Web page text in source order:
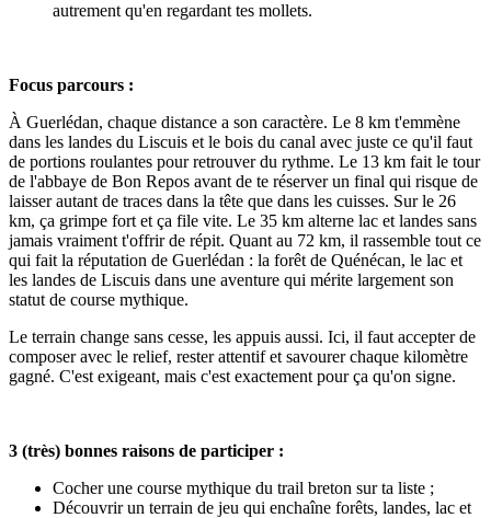
autrement qu'en regardant tes mollets.
Focus parcours :
À Guerlédan, chaque distance a son caractère. Le 8 km t'emmène
dans les landes du Liscuis et le bois du canal avec juste ce qu'il faut
de portions roulantes pour retrouver du rythme. Le 13 km fait le tour
de l'abbaye de Bon Repos avant de te réserver un final qui risque de
laisser autant de traces dans la tête que dans les cuisses. Sur le 26
km, ça grimpe fort et ça file vite. Le 35 km alterne lac et landes sans
jamais vraiment t'offrir de répit. Quant au 72 km, il rassemble tout ce
qui fait la réputation de Guerlédan : la forêt de Quénécan, le lac et
les landes de Liscuis dans une aventure qui mérite largement son
statut de course mythique.
Le terrain change sans cesse, les appuis aussi. Ici, il faut accepter de
composer avec le relief, rester attentif et savourer chaque kilomètre
gagné. C'est exigeant, mais c'est exactement pour ça qu'on signe.
3 (très) bonnes raisons de participer :
Cocher une course mythique du trail breton sur ta liste ;
Découvrir un terrain de jeu qui enchaîne forêts, landes, lac et